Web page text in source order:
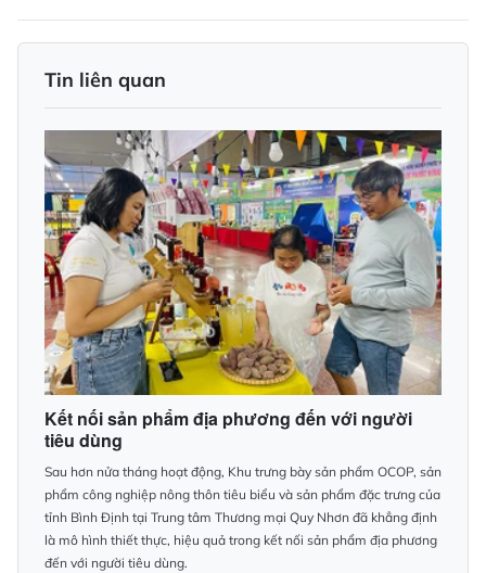
Tin liên quan
Kết nối sản phẩm địa phương đến với người
tiêu dùng
Sau hơn nửa tháng hoạt động, Khu trưng bày sản phẩm OCOP, sản
phẩm công nghiệp nông thôn tiêu biểu và sản phẩm đặc trưng của
tỉnh Bình Định tại Trung tâm Thương mại Quy Nhơn đã khẳng định
là mô hình thiết thực, hiệu quả trong kết nối sản phẩm địa phương
đến với người tiêu dùng.